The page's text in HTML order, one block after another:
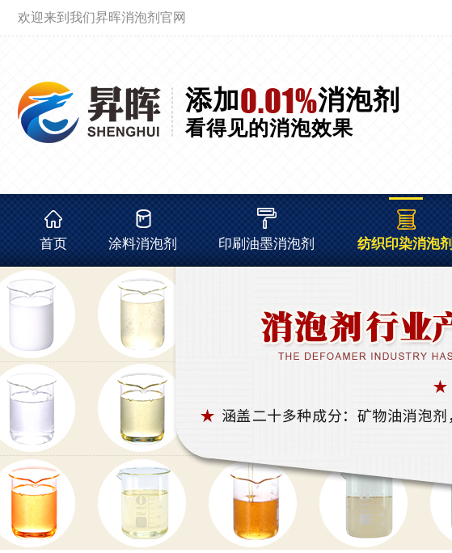
欢迎来到我们昇晖消泡剂官网
添加0.01%消泡剂
看得见的消泡效果
首页 涂料消泡剂 印刷油墨消泡剂 纺织印染消泡剂